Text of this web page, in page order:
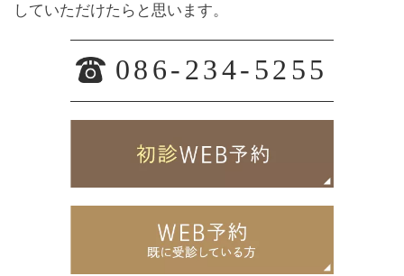
していただけたらと思います。
086-234-5255